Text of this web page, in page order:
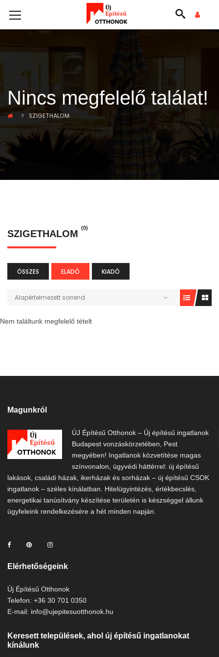
Nincs megfelelő találat!
SZIGETHALOM
SZIGETHALOM
(0)
ÖSSZES ELADÓ KIADÓ
Alapértelmezett sorrend
Nem találtunk megfelelő tételt
Magunkról
ÚJ Építésű Otthonok – Új építésű ingatlanok
Budapest vonzáskörzetében, Pest
megyében! Ingatlanok közvetítése magas
színvonalon, ügyvédi háttérrel: új építésű
lakások, családi házak, ikerházak és sorházak – új építésű CSOK
ingatlanok – széles kínálatban. Hitelügyintézés, értékbecslés,
energetikai tanúsítvány készítése területén is készséggel állunk
ügyfeleink rendelkezésére a hét minden napján.
Elérhetőségeink
Új Építésű Otthonok
Telefon: +36 30 701 0350
E-mail: info@ujepitesuotthonok.hu
Keresett települések, ahol új építésű ingatlanokat
kínálunk